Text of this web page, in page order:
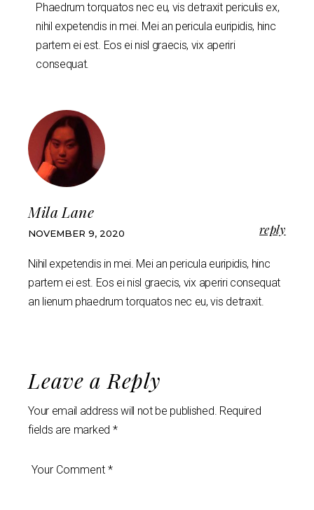
Phaedrum torquatos nec eu, vis detraxit periculis ex,
nihil expetendis in mei. Mei an pericula euripidis, hinc
partem ei est. Eos ei nisl graecis, vix aperiri
consequat.
Mila Lane
NOVEMBER 9, 2020
Nihil expetendis in mei. Mei an pericula euripidis, hinc
partem ei est. Eos ei nisl graecis, vix aperiri consequat
an lienum phaedrum torquatos nec eu, vis detraxit.
reply
Leave a Reply
Your email address will not be published. Required
fields are marked *